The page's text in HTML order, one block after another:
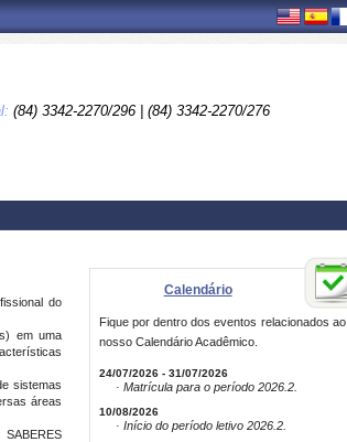
(84) 3342-2270/296 | (84) 3342-2270/276
do
em uma
sistemas
áreas
Calendário
Fique por dentro dos eventos relacionados ao
nosso Calendário Acadêmico.
24/07/2026 - 31/07/2026
· Matrícula para o período 2026.2.
10/08/2026
· Início do período letivo 2026.2.